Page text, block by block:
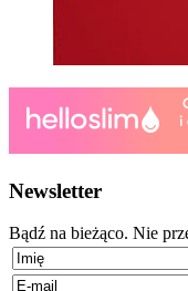
Newsletter
Bądź na bieżąco. Nie